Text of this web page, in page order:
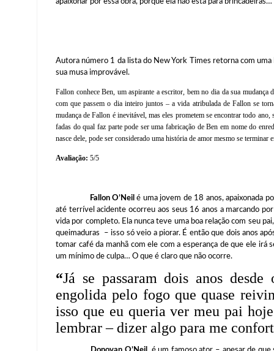
Autora número 1 da lista do New York Times retorna com
sua musa improvável.
Fallon conhece Ben, um aspirante a escritor, bem no dia da sua
com que passem o dia inteiro juntos – a vida atribulada de Fallon se
mudança de Fallon é inevitável, mas eles prometem se encontrar todo
fadas do qual faz parte pode ser uma fabricação de Ben em nome do
nasce dele, pode ser considerado uma história de amor mesmo se terminar
Avaliação: 5/5
Fallon O’Neil é uma jovem de 18 anos, apaixonada
até terrível acidente ocorreu aos seus 16 anos a marcando
vida por completo. Ela nunca teve uma boa relação com seu
queimaduras – isso só veio a piorar. É então que dois anos
tomar café da manhã com ele com a esperança de que ele
um mínimo de culpa… O que é claro que não ocorre.
“Já se passaram dois anos
engolida pelo fogo que quase
isso que eu queria ver meu pai
lembrar – dizer algo para me